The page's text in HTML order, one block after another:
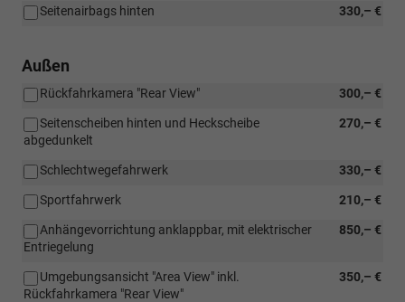
330,– €
Seitenairbags hinten
Außen
300,– €
Rückfahrkamera "Rear View"
270,– €
Seitenscheiben hinten und Heckscheibe
abgedunkelt
330,– €
Schlechtwegefahrwerk
210,– €
Sportfahrwerk
850,– €
Anhängevorrichtung anklappbar, mit elektrischer
Entriegelung
350,– €
Umgebungsansicht "Area View" inkl.
Rückfahrkamera "Rear View"